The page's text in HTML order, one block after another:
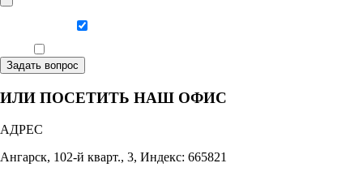
Задать вопрос
ИЛИ ПОСЕТИТЬ НАШ ОФИС
АДРЕС
Ангарск, 102-й кварт., 3, Индекс: 665821